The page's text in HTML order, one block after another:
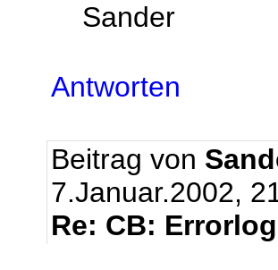
Sander
Antworten
Beitrag von
7.Januar.2002,
Re: CB: